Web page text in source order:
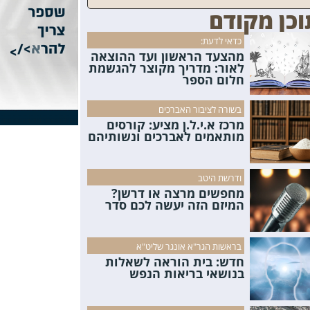
מקודם
כדאי לדעת:
מהצעד הראשון ועד ההוצאה
לאור: מדריך מקוצר להגשמת
חלום הספר
בשורה לציבור האברכים
מרכז א.י.ל.ן מציע: קורסים
מותאמים לאברכים ונשותיהם
ודרשת היטב
מחפשים מרצה או דרשן?
המיזם הזה יעשה לכם סדר
בראשות הגר"א אונגר שליט"א
חדש: בית הוראה לשאלות
בנושאי בריאות הנפש